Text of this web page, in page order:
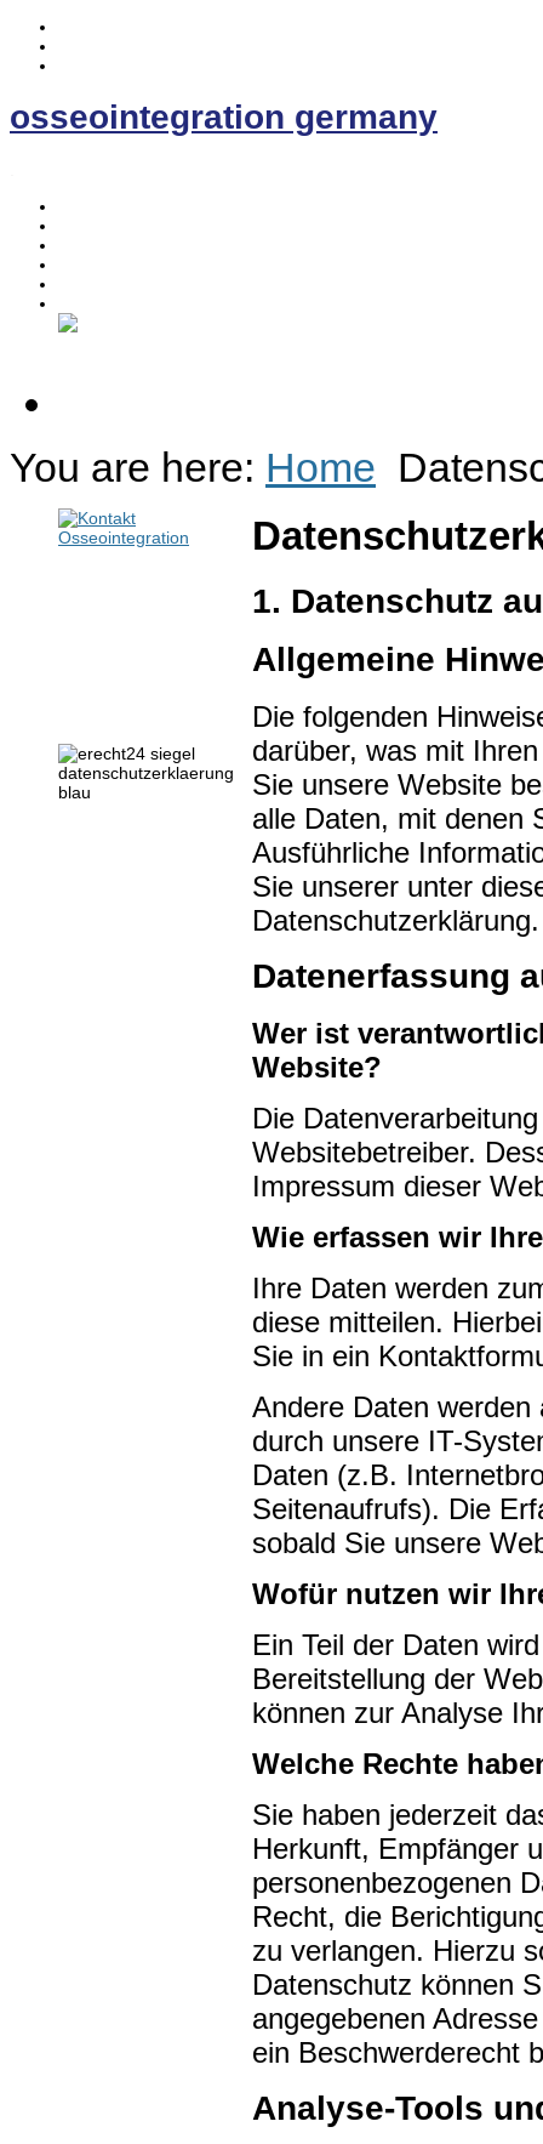
osseointegration germany
You are here: Home
1. Datenschutz
Allgemeine
Die folgenden
darüber, was mit
Sie unsere Website
alle Daten, mit denen
Ausführliche
Sie unserer unter
Datenschutzerklärung.
Datenerfassung
Wer ist
Website?
Die
Websitebetreiber.
Impressum dieser
Wie erfassen wir
Ihre Daten werden
diese mitteilen.
Sie in ein
Andere Daten
durch unsere IT-
Daten (z.B.
Seitenaufrufs). Die
sobald Sie unsere
Wofür nutzen wir
Ein Teil der Daten
Bereitstellung der
können zur Analyse
Welche Rechte
Sie haben jederzeit
Herkunft, Empfänger
personenbezogenen
Recht, die
zu verlangen. Hierzu
Datenschutz können
angegebenen
ein Beschwerderecht
Analyse-Tools